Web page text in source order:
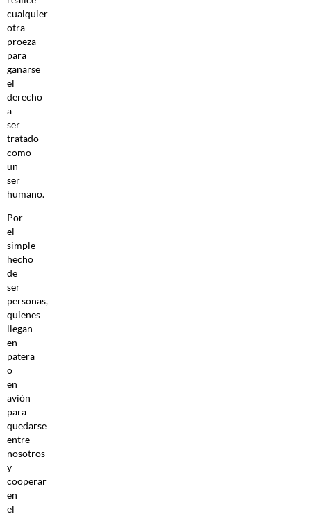
cualquier
otra
proeza
para
ganarse
el
derecho
a
ser
tratado
como
un
ser
humano.
Por
el
simple
hecho
de
ser
personas,
quienes
llegan
en
patera
o
en
avión
para
quedarse
entre
nosotros
y
cooperar
en
el